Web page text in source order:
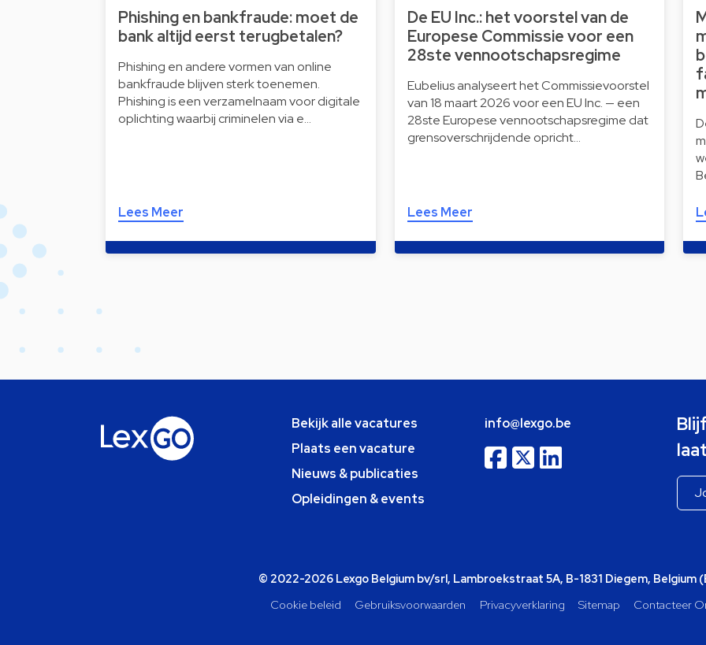
Phishing en bankfraude: moet de
bank altijd eerst terugbetalen?
Phishing en andere vormen van online
bankfraude blijven sterk toenemen.
Phishing is een verzamelnaam voor digitale
oplichting waarbij criminelen via e…
Lees Meer
De EU Inc.: het voorstel van de
Europese Commissie voor een
28ste vennootschapsregime
Eubelius analyseert het Commissievoorstel
van 18 maart 2026 voor een EU Inc. — een
28ste Europese vennootschapsregime dat
grensoverschrijdende opricht…
Lees Meer
Bekijk alle vacatures
Plaats een vacature
Nieuws & publicaties
Opleidingen & events
info@lexgo.be
© 2022-2026 Lexgo Belgium bv/srl, Lambroekstraat 5A, B-1831 Diegem, Belgium
Cookie beleid
Gebruiksvoorwaarden Privacyverklaring Sitemap Contacteer